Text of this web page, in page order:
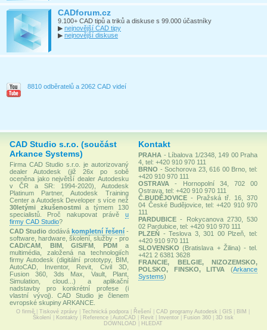
CADforum.cz
9.100+ CAD tipů a triků a diskuse s 99.000 účastníky
▶ nejnovější CAD tipy
▶ nejnovější diskuse
8810 odběratelů a 2062 CAD videí
CAD Studio s.r.o. (součást
Arkance Systems)
Firma CAD Studio s.r.o. je autorizovaný
dealer Autodesk (již 26x po sobě
oceněna jako největší dealer Autodesku
v ČR a SR: 1994-2020), Autodesk
Platinum Partner, Autodesk Training
Center a Autodesk Developer s více než
30letými zkušenostmia týmem 130
specialistů. Proč nakupovat právě u
firmy CAD Studio?
CAD Studio dodávákompletní řešení-
software, hardware, školení, služby - pro
CAD/CAM
BIM,GIS/FM ,PDM a
multimédia, založená na technologiích
firmy Autodesk (digitální prototypy, BIM,
AutoCAD, Inventor, Revit, Civil 3D,
Fusion 360, 3ds Max, Vault, Plant,
Simulation, cloud...) a aplikační
nadstavby pro konkrétní profese (i
vlastní vývoj). CAD Studio je členem
evropské skupiny ARKANCE.
Kontakt
PRAHA - Líbalova 1/2348, 149 00 Praha
4, tel: +420 910 970 111
BRNO - Sochorova 23, 616 00 Brno, tel:
+420 910 970 111
OSTRAVA
- Hornopolní 34, 702 00
Ostrava, tel: +420 910 970 111
Č.BUDĚJOVICE - Pražská tř. 16, 370
04 České Budějovice, tel: +420 910 970
111
PARDUBICE - Rokycanova 2730, 530
02 Pardubice, tel: +420 910 970 111
PLZEŇ - Teslova 3, 301 00 Plzeň, tel:
+420 910 970 111
SLOVENSKO (Bratislava + Žilina) - tel.
+421 2 6381 3628
FRANCIE, BELGIE, NIZOZEMSKO,
POLSKO, FINSKO, LITVA
(Arkance
Systems)
O firmě Tiskové zprávy Technická podpora Řešení CAD programy Autodesk GIS BIM
Školení
Kontakty Reference| AutoCAD Revit Inventor| Fusion 360| 3D tisk
DOWNLOAD
HLEDAT